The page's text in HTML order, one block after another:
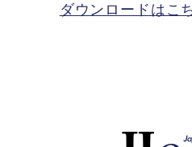
ダウンロードはこ